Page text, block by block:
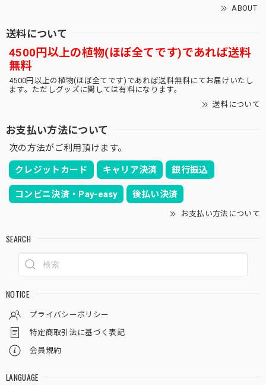
も10株更新いたしますので、是非20時ジャスト
にお待ちいたしております！
オス株 ラギット マウンテン オベサ / 木質化 良形株
また購入させて頂きました♪ 写真で見たよりも思った以上
に表皮がゴツゴツしていて野生味のあるオベサでめちゃくち
ゃ気に入りました！ また似たような株があれば即買わせて
頂きます！ また5月での大阪のイベントも楽しみにしており
ます♪
売してまいりますので、その都度お願い致しま
木質化 マウンテン オベサ / ユーフォルビア
2026/03/08
ABOUT
送料について
4500円以上の植物(ほぼ全てです)であれば送料
無料
4500円以上の植物(ほぼ全てです)であれば送料無料にてお届けいたし
ます。ただしグッズに関しては有料になります。
送料について
お支払い方法について
次の方法がご利用頂けます。
クレジットカード キャリア決済 銀行振込
コンビニ決済・Pay-easy 後払い決済
お支払い方法について
SEARCH
NOTICE
プライバシーポリシー
特定商取引法に基づく表記
会員規約
LANGUAGE